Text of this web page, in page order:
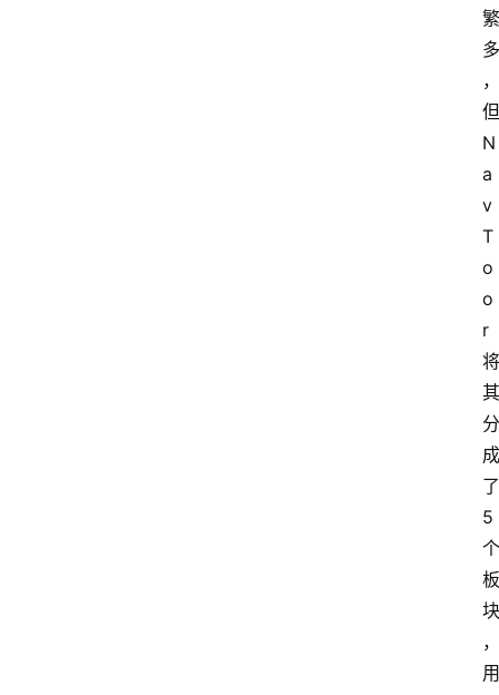
繁
多
，
但
N
a
v
T
o
o
r
将
其
分
成
了
5
个
板
块
，
用